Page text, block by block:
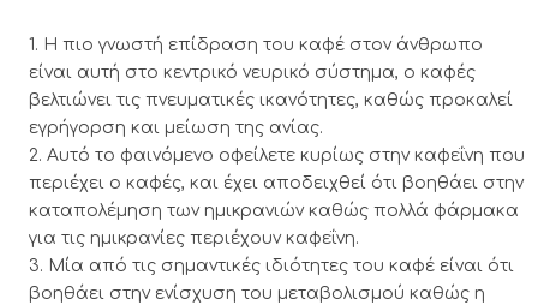
Η πιο γνωστή επίδραση του καφέ στον άνθρωπο
είναι αυτή στο κεντρικό νευρικό σύστημα, ο καφές
βελτιώνει τις πνευματικές ικανότητες, καθώς προκαλεί
εγρήγορση και μείωση της ανίας.
Αυτό το φαινόμενο οφείλετε κυρίως στην καφεΐνη που
περιέχει ο καφές, και έχει αποδειχθεί ότι βοηθάει στην
καταπολέμηση των ημικρανιών καθώς πολλά φάρμακα
για τις ημικρανίες περιέχουν καφεΐνη.
Μία από τις σημαντικές ιδιότητες του καφέ είναι ότι
βοηθάει στην ενίσχυση του μεταβολισμού καθώς η